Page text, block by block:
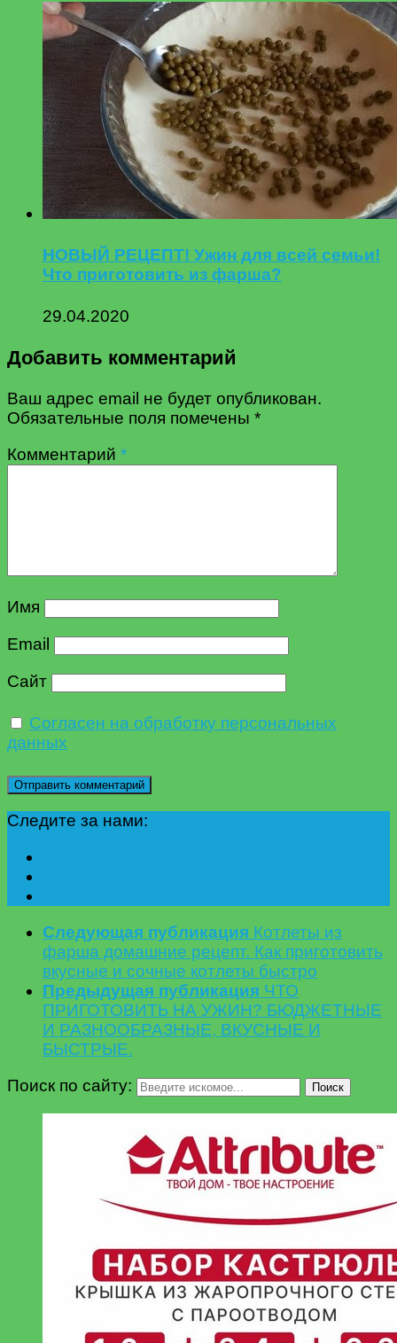
НОВЫЙ РЕЦЕПТ! Ужин для всей семьи!
Что приготовить из фарша?
29.04.2020
Добавить комментарий
Ваш адрес email не будет опубликован.
Обязательные поля помечены *
Комментарий *
Имя
Email
Сайт
Согласен на обработку персональных
данных
Следите за нами:
Следующая публикация Котлеты из
фарша домашние рецепт. Как приготовить
вкусные и сочные котлеты быстро
Предыдущая публикация ЧТО
ПРИГОТОВИТЬ НА УЖИН? БЮДЖЕТНЫЕ
И РАЗНООБРАЗНЫЕ, ВКУСНЫЕ И
БЫСТРЫЕ.
Поиск по сайту:
Поиск